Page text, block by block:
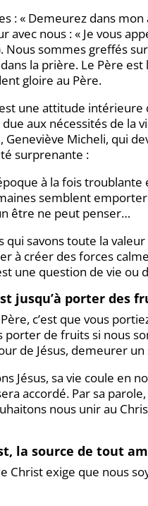
: « Demeurez dans
avec nous : « Je vous
Nous sommes greffés
dans la prière. Le Père
gloire au Père.
une attitude intérieure
aux nécessités de la
Micheli, qui
surprenante :
à la fois
semblent
être ne peut penser…
qui savons toute la
à créer des forces
une question de vie ou
jusqu’à porter des
c’est que vous
porter de fruits si nous
de Jésus, demeurer
Jésus, sa vie coule en
accordé. Par sa
nous unir au
la source de tout
Christ exige que nous